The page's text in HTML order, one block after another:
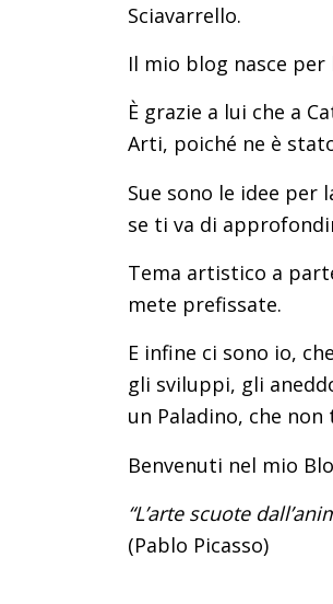
Sciavarrello.
Il mio blog nasce
È grazie a lui che a
Arti, poiché ne è
Sue sono le idee per
se ti va di
Tema artistico a
mete prefissate.
E infine ci sono io,
gli sviluppi, gli
un Paladino, che
Benvenuti nel mio
“L’arte scuote
(Pablo Picasso)